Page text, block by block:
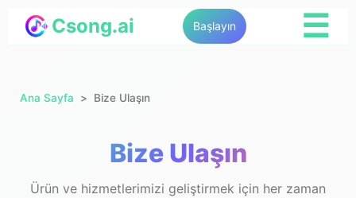
Csong.ai Başlayın ☰
Ana Sayfa Bize Ulaşın
Bize Ulaşın
Ürün ve hizmetlerimizi geliştirmek için her zaman